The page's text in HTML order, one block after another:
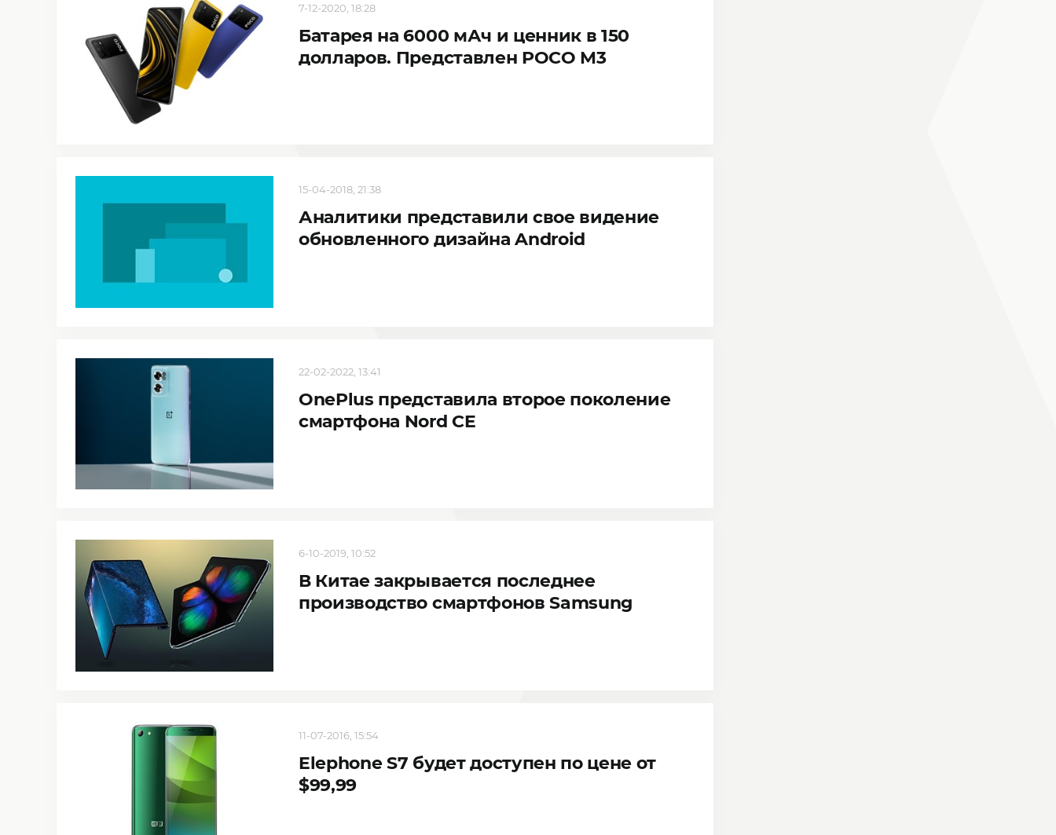
7-12-2020, 18:28
Батарея на 6000 мАч и ценник в 150
долларов. Представлен POCO M3
15-04-2018, 21:38
Аналитики представили свое видение
обновленного дизайна Android
22-02-2022, 13:41
OnePlus представила второе поколение
смартфона Nord CE
6-10-2019, 10:52
В Китае закрывается последнее
производство смартфонов Samsung
11-07-2016, 15:54
Elephone S7 будет доступен по цене от
$99,99